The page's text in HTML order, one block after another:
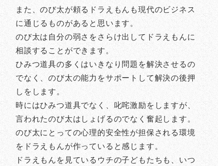
また、のび太が頼るドラえもんも現代のビジネス
に通じるものがあると思います。
のび太は自分の弱さをさらけ出してドラえもんに
相談することができます。
ひみつ道具の多くはいきなり問題を解決させるの
でなく、のび太の能力をサポートして解決の後押
しをします。
時にはひみつ道具でなく、叱咤激励をしますが、
言われたのび太はしょげるのでなく奮起します。
のび太にとっての心理的安全性が担保される環境
をドラえもんが作っていると感じます。
ドラえもんを見ているウチの子どもたちも、いつ